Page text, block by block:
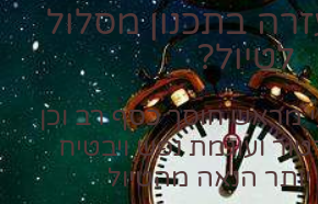
בתכנון מסלול
לטיול?
מראש חוסך כסף רב וכן
ועוגמת נפש ויבטיח
הנאה מהטיול